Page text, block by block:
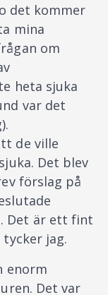
det kommer
mina
om
heta sjuka
var det
de ville
Det blev
förslag på
Det är ett fint
jag.
enorm
Det var